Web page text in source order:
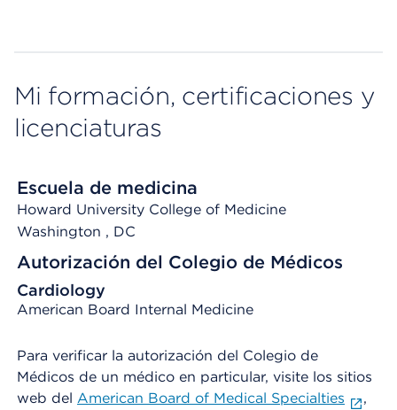
Mi formación, certificaciones y
licenciaturas
Escuela de medicina
Howard University College of Medicine
Washington , DC
Autorización del Colegio de Médicos
Cardiology
American Board Internal Medicine
Para verificar la autorización del Colegio de
Médicos de un médico en particular, visite los sitios
web del American Board of Medical Specialties
,